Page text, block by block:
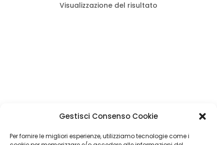
Gestisci Consenso Cookie
Per fornire le migliori esperienze, utilizziamo tecnologie come i
Visualizzazione del risultato
Categorie Prodotti
Tappezzeria Auto (1)
Filtro Prezzo